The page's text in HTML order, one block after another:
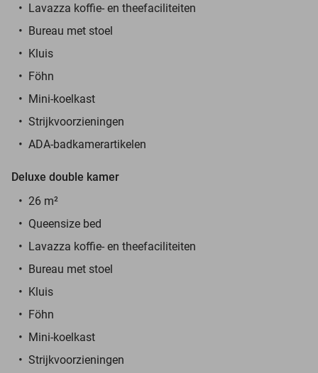
Lavazza koffie- en theefaciliteiten
Bureau met stoel
Kluis
Föhn
Mini-koelkast
Strijkvoorzieningen
ADA-badkamerartikelen
Deluxe double kamer
26 m²
Queensize bed
Lavazza koffie- en theefaciliteiten
Bureau met stoel
Kluis
Föhn
Mini-koelkast
Strijkvoorzieningen